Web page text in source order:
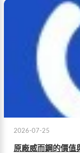
2026-07-25
原廠威而鋼的價值